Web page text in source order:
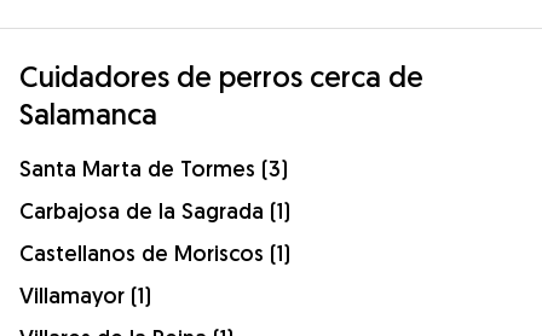
Cuidadores de perros cerca de
Salamanca
Santa Marta de Tormes (3)
Carbajosa de la Sagrada (1)
Castellanos de Moriscos (1)
Villamayor (1)